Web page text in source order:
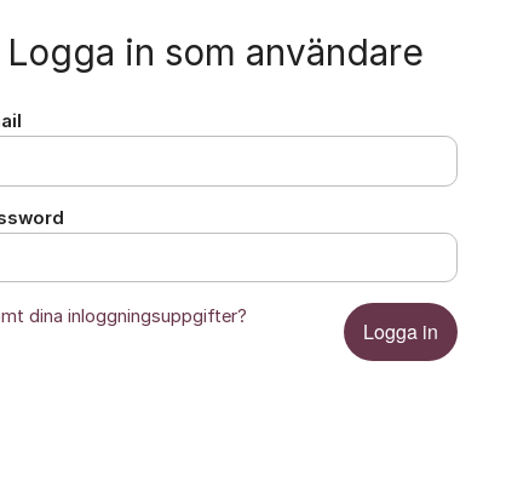
Logga in som användare
Logga in
dina inloggningsuppgifter?